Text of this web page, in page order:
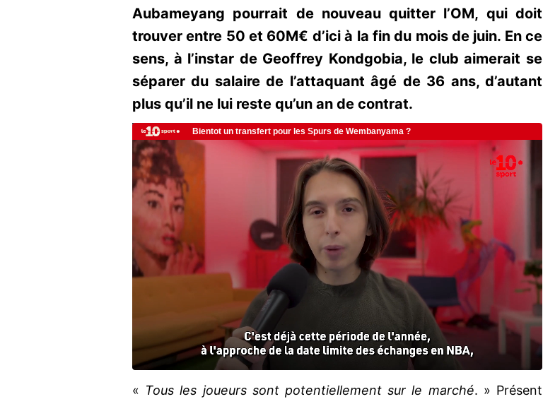
Aubameyang pourrait de nouveau quitter l’OM, qui doit
trouver entre 50 et 60M€ d’ici à la fin du mois de juin. En ce
sens, à l’instar de Geoffrey Kondgobia, le club aimerait se
séparer du salaire de l’attaquant âgé de 36 ans, d’autant
plus qu’il ne lui reste qu’un an de contrat.
« Tous les joueurs sont potentiellement sur le marché. » Présent